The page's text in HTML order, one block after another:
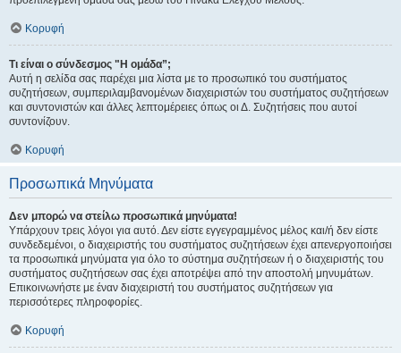
Κορυφή
Τι είναι ο σύνδεσμος "Η ομάδα”;
Αυτή η σελίδα σας παρέχει μια λίστα με το προσωπικό του συστήματος
συζητήσεων, συμπεριλαμβανομένων διαχειριστών του συστήματος συζητήσεων
και συντονιστών και άλλες λεπτομέρειες όπως οι Δ. Συζητήσεις που αυτοί
συντονίζουν.
Κορυφή
Προσωπικά Μηνύματα
Δεν μπορώ να στείλω προσωπικά μηνύματα!
Υπάρχουν τρεις λόγοι για αυτό. Δεν είστε εγγεγραμμένος μέλος και/ή δεν είστε
συνδεδεμένοι, ο διαχειριστής του συστήματος συζητήσεων έχει απενεργοποιήσει
τα προσωπικά μηνύματα για όλο το σύστημα συζητήσεων ή ο διαχειριστής του
συστήματος συζητήσεων σας έχει αποτρέψει από την αποστολή μηνυμάτων.
Επικοινωνήστε με έναν διαχειριστή του συστήματος συζητήσεων για
περισσότερες πληροφορίες.
Κορυφή